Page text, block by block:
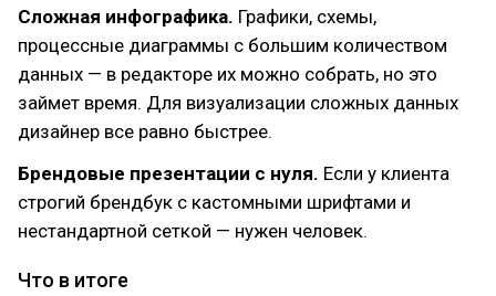
Сложная инфографика. Графики, схемы,
процессные диаграммы с большим количеством
данных — в редакторе их можно собрать, но это
займет время. Для визуализации сложных данных
дизайнер все равно быстрее.
Брендовые презентации с нуля. Если у клиента
строгий брендбук с кастомными шрифтами и
нестандартной сеткой — нужен человек.
Что в итоге